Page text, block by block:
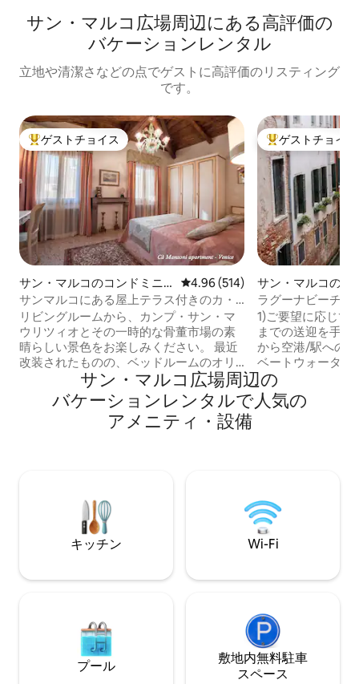
サン・マルコ広場⁠周⁠辺⁠に⁠あ⁠る高⁠評⁠価⁠の
バ⁠ケ⁠ー⁠シ⁠ョ⁠ン⁠レ⁠ン⁠タ⁠ル
立地や清潔さなどの点でゲストに高評価のリスティング
です。
大好評のゲストチョイスです。
ゲストチョイス
サン・マルコのコンドミニ
アム
レビュー514件、5つ星中4.96つ
4.96 (514)
サンマルコにある屋上テラス付きのカ・
マンゾーニ・アパートメント
リビングルームから、カンプ・サン・マ
ウリツィオとその一時的な骨董市場の素
晴らしい景色をお楽しみください。 最近
改装されたものの、ベッドルームのオリ
ジナルの暖炉や木製のトラス付き天井な
ど、ロマンチックなインテリアの特徴は
そのまま保たれています。 アパートには
美しいテラスがあり、素晴らしい景色が
に滞在することはできません。申し訳ご
ざいません。 登録番号：027043-LOC-
かのぼる歴史的な宮殿にあり、その名前
院長マリアンナ・マンゾーニに由来して
ェ」の近くにあり、素晴らしいヴェネツ
ィアの最も有名でありながら、最も魅力
的であまり人気のない場所を発見するの
に理想的な立地です。 最近、所有者のル
大好評のゲスト
ゲストチョイス
サン・マルコのコ
アム
ラグーナビーチの
1)ご要望に応じて
までの送迎を手配
から空港/駅への
ベートウォーター
アーも手配できます。 2)地元ガ
ォータータクシー
ツアー ゲストの
世界的に有名な伝
られるムラーノ島
格的なガラス工場
の職人がガラスを
とでしょう。 そ
す。 快適さ、文化、そしてパーソナルな
サービスを備えた
ェネツィアを楽し
す。
サン・マルコ広場⁠周⁠辺⁠の
バ⁠ケ⁠ー⁠シ⁠ョ⁠ン⁠レ⁠ン⁠タ⁠ル⁠で人⁠気⁠の
ア⁠メ⁠ニ⁠テ⁠ィ⁠・⁠設⁠備
キッチン Wi-Fi
プール
敷地内無料駐⁠車
ス⁠ペ⁠ー⁠ス